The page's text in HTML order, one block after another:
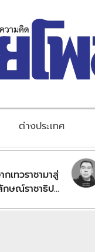
ต่างประเทศ
เทวราชามาสู่
กษณ์ราชาธิป